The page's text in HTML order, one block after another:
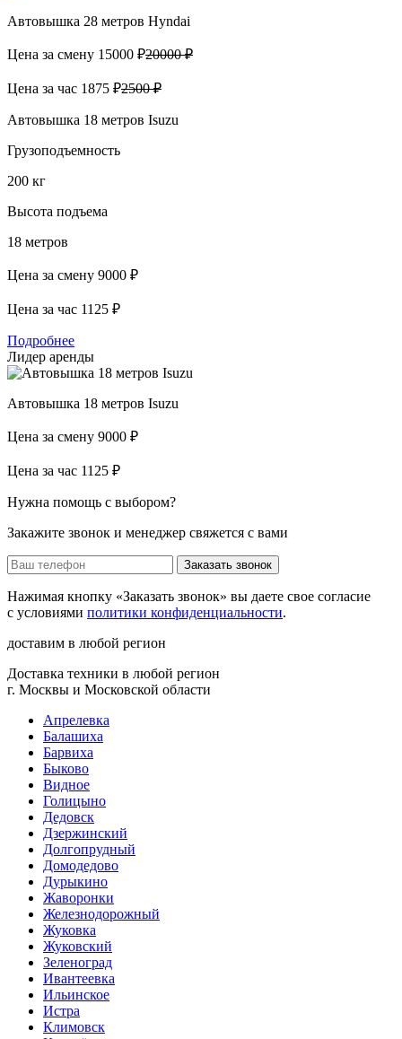
Автовышка 28 метров Hyndai
Цена за смену 15000 ₽20000 ₽
Цена за час 1875 ₽2500 ₽
Автовышка 18 метров Isuzu
Грузоподъемность
200 кг
Высота подъема
18 метров
Цена за смену 9000 ₽
Цена за час 1125 ₽
Подробнее
Лидер аренды
Автовышка 18 метров Isuzu
Цена за смену 9000 ₽
Цена за час 1125 ₽
Нужна помощь с выбором?
Закажите звонок и менеджер свяжется с вами
Заказать звонок
Нажимая кнопку «Заказать звонок» вы даете свое согласие
с условиями политики конфиденциальности.
доставим в любой регион
Доставка техники в любой регион
г. Москвы и Московской области
Апрелевка
Балашиха
Барвиха
Быково
Видное
Голицыно
Дедовск
Дзержинский
Долгопрудный
Домодедово
Дурыкино
Жаворонки
Железнодорожный
Жуковка
Жуковский
Зеленоград
Ивантеевка
Ильинское
Истра
Климовск